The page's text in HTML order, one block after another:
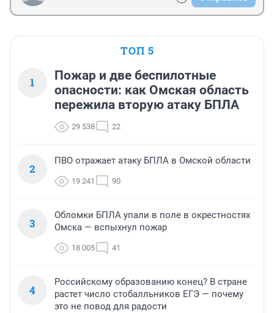
ТОП 5
1
Пожар и две беспилотные
опасности: как Омская область
пережила вторую атаку БПЛА
29 538 22
2
ПВО отражает атаку БПЛА в Омской области
19 241 90
3
Обломки БПЛА упали в поле в окрестностях
Омска — вспыхнул пожар
18 005 41
4
Российскому образованию конец? В стране
растет число стобалльников ЕГЭ — почему
это не повод для радости